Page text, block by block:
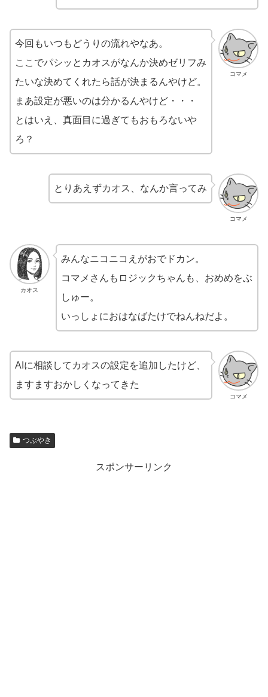
コマメ
今回もいつもどうりの流れやなあ。
ここでパシッとカオスがなんか決めゼリフみ
たいな決めてくれたら話が決まるんやけど。
まあ設定が悪いのは分かるんやけど・・・
とはいえ、真面目に過ぎてもおもろないや
ろ？
コマメ
とりあえずカオス、なんか言ってみ
カオス
みんなニコニコえがおでドカン。
コマメさんもロジックちゃんも、おめめをぶ
しゅー。
いっしょにおはなばたけでねんねだよ。
コマメ
AIに相談してカオスの設定を追加したけど、
ますますおかしくなってきた
つぶやき
スポンサーリンク